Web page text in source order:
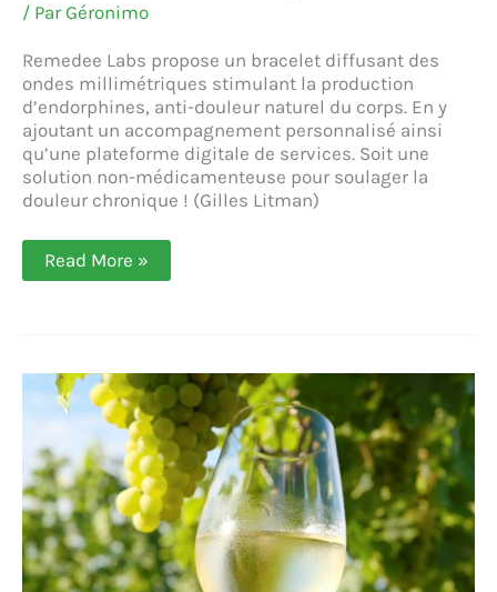
/ Par Géronimo
Remedee Labs propose un bracelet diffusant des
ondes millimétriques stimulant la production
d’endorphines, anti-douleur naturel du corps. En y
ajoutant un accompagnement personnalisé ainsi
qu’une plateforme digitale de services. Soit une
solution non-médicamenteuse pour soulager la
douleur chronique ! (Gilles Litman)
Remedee
Labs :
l’assaut
de
la
douleur
chronique
Read More »